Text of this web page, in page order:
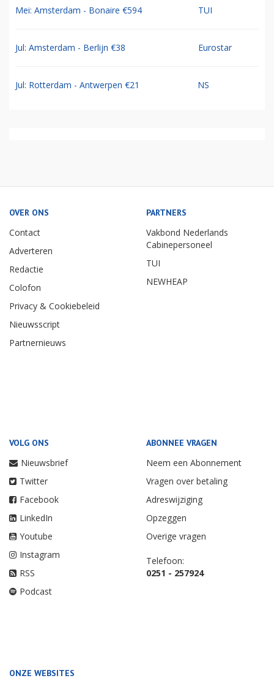
Mei: Amsterdam - Bonaire €594 TUI
Jul: Amsterdam - Berlijn €38 Eurostar
Jul: Rotterdam - Antwerpen €21 NS
OVER ONS
Contact
Adverteren
Redactie
Colofon
Privacy & Cookiebeleid
Nieuwsscript
Partnernieuws
PARTNERS
Vakbond Nederlands
Cabinepersoneel
TUI
NEWHEAP
VOLG ONS
Nieuwsbrief
Twitter
Facebook
LinkedIn
Youtube
Instagram
RSS
Podcast
ABONNEE VRAGEN
Neem een Abonnement
Vragen over betaling
Adreswijziging
Opzeggen
Overige vragen
Telefoon:
0251 - 257924
ONZE WEBSITES